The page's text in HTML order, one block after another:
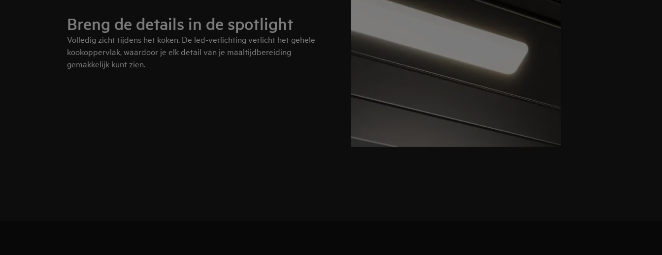
Breng de details in de spotlight
Volledig zicht tijdens het koken. De led-verlichting verlicht het gehele
kookoppervlak, waardoor je elk detail van je maaltijdbereiding
gemakkelijk kunt zien.